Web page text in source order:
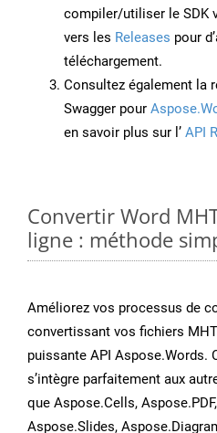
compiler/utiliser le SDK
vers les Releases pour
téléchargement.
Consultez également la
Swagger pour
en savoir plus sur l’ API
Convertir Word
ligne : méthode
Améliorez vos processus de
convertissant vos fichiers
puissante API Aspose.Words.
s’intègre parfaitement aux
que Aspose.Cells,
Aspose.Slides,